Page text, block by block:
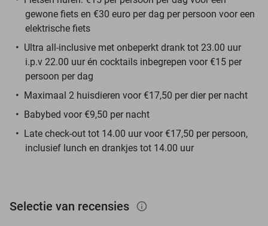
gewone fiets en €30 euro per dag per persoon voor een
elektrische fiets
Ultra all-inclusive met onbeperkt drank tot 23.00 uur
i.p.v 22.00 uur én cocktails inbegrepen voor €15 per
persoon per dag
Maximaal 2 huisdieren voor €17,50 per dier per nacht
Babybed voor €9,50 per nacht
Late check-out tot 14.00 uur voor €17,50 per persoon,
inclusief lunch en drankjes tot 14.00 uur
Selectie van recensies info_outlined